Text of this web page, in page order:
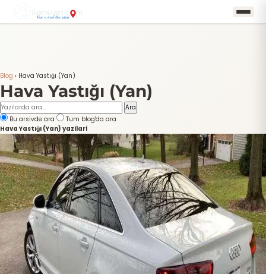
Blog › Hava Yastığı (Yan)
Hava Yastığı (Yan)
Ara
Bu arsivde ara
Tum blog'da ara
Hava Yastığı (Yan) yazilari